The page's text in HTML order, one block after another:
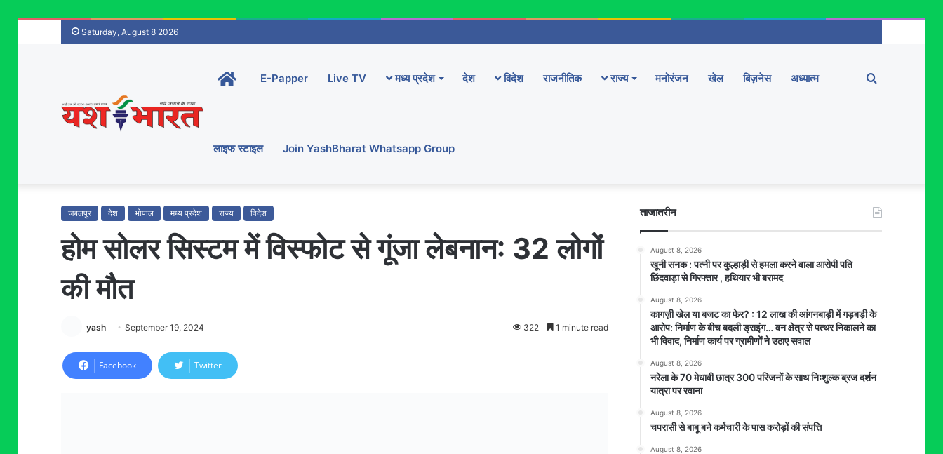
Saturday, August 8 2026
Home-
main
E-Papper Live TV मध्य प्रदेश देश विदेश राजनीतिक राज्य मनोरंजन खेल बिज़नेस अध्यात्म
लाइफ स्टाइल Join YashBharat Whatsapp Group
Search
जबलपुर देश भोपाल मध्य प्रदेश राज्य विदेश
होम सोलर सिस्टम में विस्फोट से गूंजा लेबनान: 32 लोगों
की मौत
yash September 19, 2024 322 1 minute read
Facebook Twitter
ताजातरीन
August 8, 2026
खूनी सनक : पत्नी पर कुल्हाड़ी से हमला करने वाला आरोपी पति
छिंदवाड़ा से गिरफ्तार , हथियार भी बरामद
August 8, 2026
कागज़ी खेल या बजट का फेर? : 12 लाख की आंगनबाड़ी में गड़बड़ी के
आरोप: निर्माण के बीच बदली ड्राइंग… वन क्षेत्र से पत्थर निकालने का
भी विवाद, निर्माण कार्य पर ग्रामीणों ने उठाए सवाल
August 8, 2026
नरेला के 70 मेधावी छात्र 300 परिजनों के साथ निःशुल्क ब्रज दर्शन
यात्रा पर रवाना
August 8, 2026
चपरासी से बाबू बने कर्मचारी के पास करोड़ों की संपत्ति
August 8, 2026